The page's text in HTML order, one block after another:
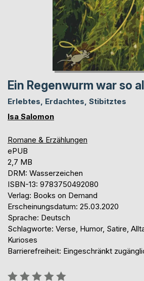
Ein Regenwurm war so
Erlebtes, Erdachtes, Stibitztes
Isa Salomon
Romane & Erzählungen
ePUB
2,7 MB
DRM: Wasserzeichen
ISBN-13: 9783750492080
Verlag: Books on Demand
Erscheinungsdatum: 25.03.2020
Sprache: Deutsch
Schlagworte: Verse, Humor, Satire,
Kurioses
Barrierefreiheit: Eingeschränkt
Bewertung::